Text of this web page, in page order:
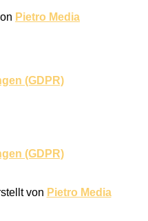
Pietro Media
(GDPR)
(GDPR)
von Pietro Media